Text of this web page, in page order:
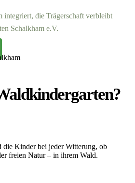
integriert, die Trägerschaft verbleibt
Schalkham e.V.
die Kinder bei jeder Witterung, ob
freien Natur – in ihrem Wald.